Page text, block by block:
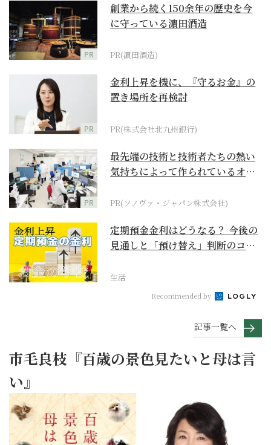
PR
創業から続く150余年の歴史を今
に守っている濵田酒造
PR(濵田酒造)
PR
金利上昇を機に、『守るお金』の
置き場所を再検討
PR(株式会社北九州銀行)
PR
最先端の技術と技術者たちの熱い
気持ちによって作られているオー
PR(ソノヴァ・ジャパン株式会社)
定期預金金利はどうなる？ 今後の
見通しと「預け替え」判断のコツ
生活
Recommended by
記事一覧へ
市毛良枝『百歳の景色見たいと母は言
い』